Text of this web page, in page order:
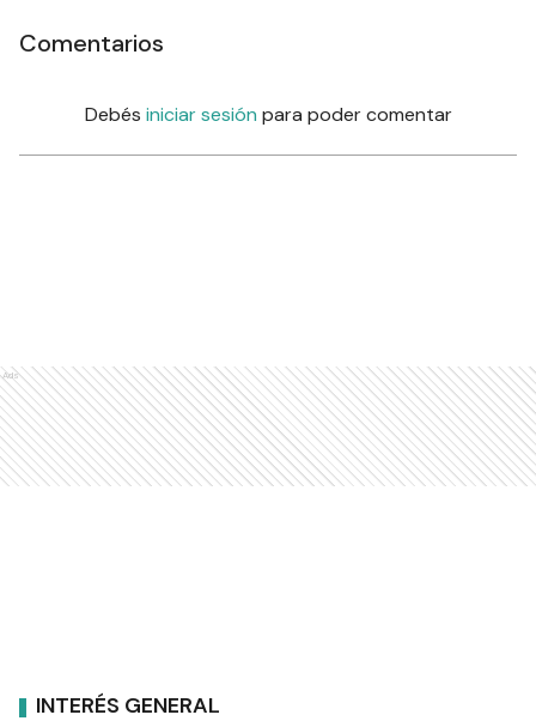
Comentarios
Debés iniciar sesión para poder comentar
Ads
INTERÉS GENERAL